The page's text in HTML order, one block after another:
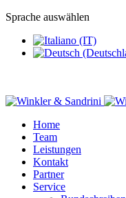
Sprache auswählen
Home
Team
Leistungen
Kontakt
Partner
Service